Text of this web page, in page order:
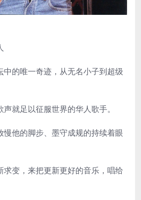
中的唯一奇迹，从无名小子到超级
就足以征服世界的华人歌手。
慢他的脚步、墨守成规的持续着眼
求变，来把更新更好的音乐，唱给